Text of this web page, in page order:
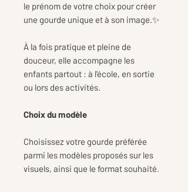
le prénom de votre choix pour créer
une gourde unique et à son image.✨
À la fois pratique et pleine de
douceur, elle accompagne les
enfants partout : à l’école, en sortie
ou lors des activités.
Choix du modèle
Choisissez votre gourde préférée
parmi les modèles proposés sur les
visuels, ainsi que le format souhaité.